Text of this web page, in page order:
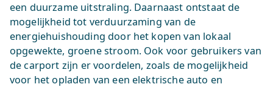
een duurzame uitstraling. Daarnaast ontstaat de
mogelijkheid tot verduurzaming van de
energiehuishouding door het kopen van lokaal
opgewekte, groene stroom. Ook voor gebruikers van
de carport zijn er voordelen, zoals de mogelijkheid
voor het opladen van een elektrische auto en